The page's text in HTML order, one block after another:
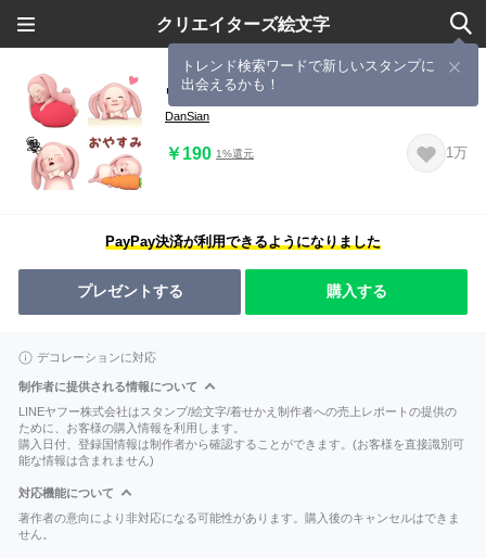
クリエイターズ絵文字
トレンド検索ワードで新しいスタンプに
出会えるかも！
ウサギタオル【日常】絵文字
DanSian
￥190 1%還元 1万
PayPay決済が利用できるようになりました
プレゼントする 購入する
デコレーションに対応
制作者に提供される情報について
LINEヤフー株式会社はスタンプ/絵文字/着せかえ制作者への売上レポートの提供の
ために、お客様の購入情報を利用します。
購入日付、登録国情報は制作者から確認することができます。(お客様を直接識別可
能な情報は含まれません)
対応機能について
著作者の意向により非対応になる可能性があります。購入後のキャンセルはできま
せん。